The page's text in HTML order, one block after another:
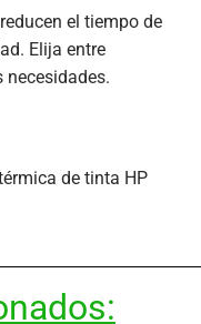
el tiempo de
Elija entre
necesidades.
de tinta HP